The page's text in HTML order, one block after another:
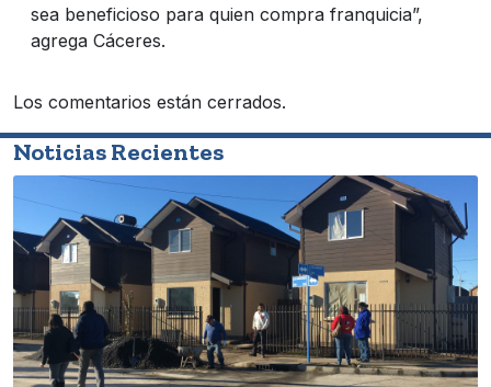
sea beneficioso para quien compra franquicia”,
agrega Cáceres.
Los comentarios están cerrados.
Noticias Recientes